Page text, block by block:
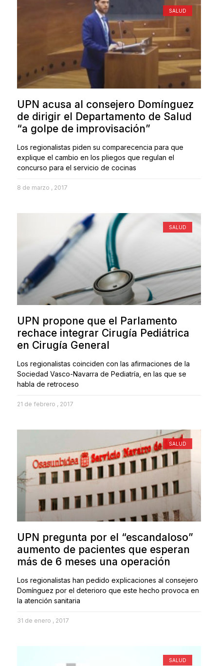
SALUD
UPN acusa al consejero Domínguez
de dirigir el Departamento de Salud
“a golpe de improvisación”
Los regionalistas piden su comparecencia para que
explique el cambio en los pliegos que regulan el
concurso para el servicio de cocinas
8 de marzo , 2017
SALUD
UPN propone que el Parlamento
rechace integrar Cirugía Pediátrica
en Cirugía General
Los regionalistas coinciden con las afirmaciones de la
Sociedad Vasco-Navarra de Pediatría, en las que se
habla de retroceso
21 de febrero , 2017
SALUD
UPN pregunta por el “escandaloso”
aumento de pacientes que esperan
más de 6 meses una operación
Los regionalistas han pedido explicaciones al consejero
Domínguez por el deterioro que este hecho provoca en
la atención sanitaria
31 de enero , 2017
SALUD